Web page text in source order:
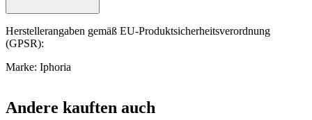
Herstellerangaben gemäß EU-Produktsicherheitsverordnung
(GPSR):
Marke: Iphoria
Andere kauften auch